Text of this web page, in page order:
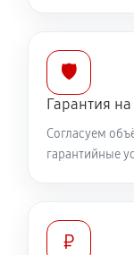
Ремонт кольца
500
🛡️
Гарантия
Согласуем
гарантийные
₽